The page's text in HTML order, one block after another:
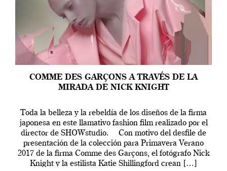
COMME DES GARÇONS A TRAVÉS DE LA
MIRADA DE NICK KNIGHT
Toda la belleza y la rebeldía de los diseños de la firma
japonesa en este llamativo fashion film realizado por el
director de SHOWstudio. Con motivo del desfile de
presentación de la colección para Primavera Verano
2017 de la firma Comme des Garçons, el fotógrafo Nick
Knight y la estilista Katie Shillingford crean […]